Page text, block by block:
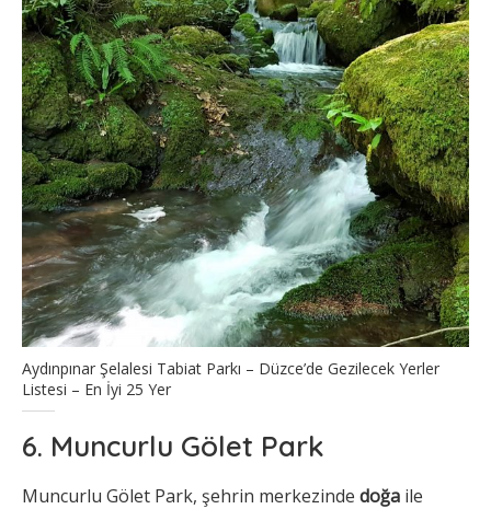
Aydınpınar Şelalesi Tabiat Parkı – Düzce’de Gezilecek Yerler
Listesi – En İyi 25 Yer
6. Muncurlu Gölet Park
Muncurlu Gölet Park, şehrin merkezinde doğa ile